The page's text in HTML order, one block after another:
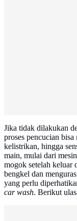
Jika tidak dilakukan
proses pencucian
kelistrikan, hingga
main, mulai dari
mogok setelah keluar
bengkel dan
yang perlu
car wash. Berikut